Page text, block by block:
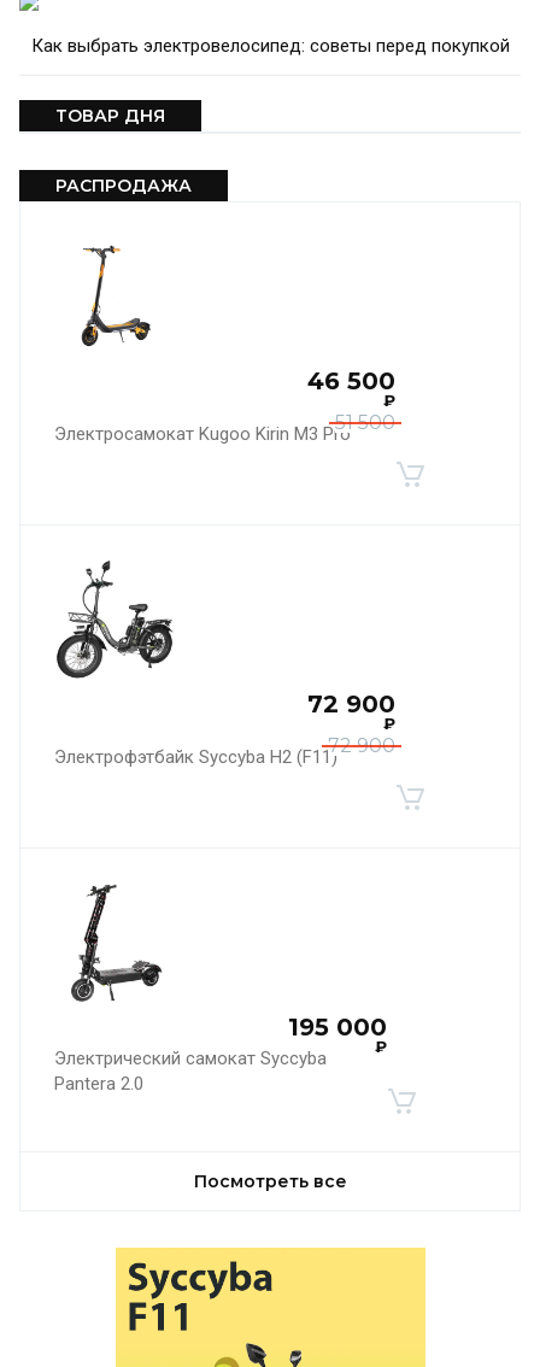
ТОВАР ДНЯ
РАСПРОДАЖА
Электросамокат Kugoo Kirin M3 Pro51 500
46 500
₽
Электрофэтбайк Syccyba H2 (F11)72 900
72 900
₽
Электрический самокат Syccyba
Pantera 2.0
195 000
₽
Посмотреть все
Как выбрать электровелосипед: советы перед покупкой